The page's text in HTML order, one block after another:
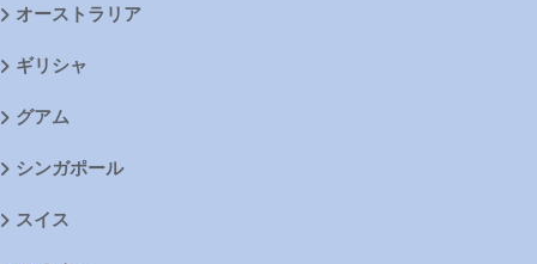
オーストラリア
ギリシャ
グアム
シンガポール
スイス